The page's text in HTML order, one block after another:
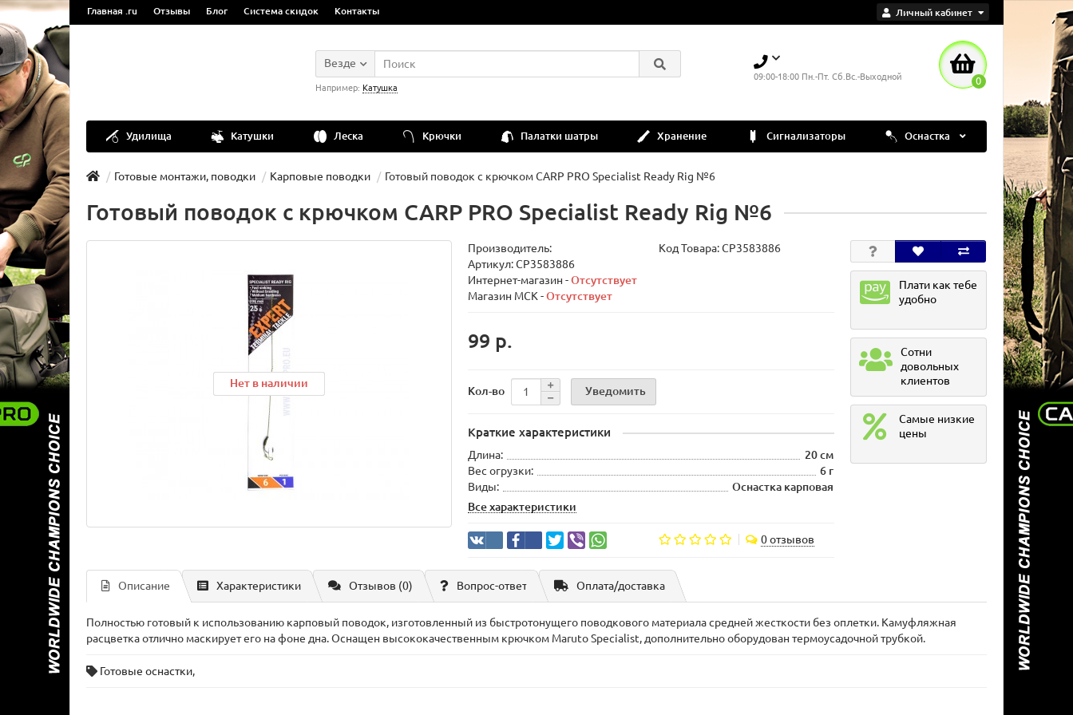
Личный кабинет
Главная .ru Отзывы Блог Система скидок Контакты
09:00-18:00 Пн.-Пт. Сб.Вс.-Выходной 0
Везде
Например: Катушка
Удилища Катушки Леска Крючки Палатки шатры Хранение Сигнализаторы Оснастка
Готовые монтажи, поводки Карповые поводки Готовый поводок с крючком CARP PRO Specialist Ready Rig №6
Готовый поводок с крючком CARP PRO Specialist Ready Rig №6
Нет в наличии
Нет в наличии
Нет в наличии
Производитель: Код Товара:CP3583886
Артикул: CP3583886
Интернет-магазин -Отсутствует
Магазин МСК -Отсутствует
99 р.
Кол-во Уведомить
Краткие характеристики
Длина:
20 см
Вес огрузки:
6 г
Виды:
Оснастка карповая
Все характеристики
0 отзывов
Плати как тебе
удобно
Сотни
довольных
клиентов
Самые низкие
цены
Описание Характеристики Отзывов (0) Вопрос-ответ Оплата/доставка
Полностью готовый к использованию карповый поводок, изготовленный из быстротонущего поводкового материала средней жесткости без оплетки. Камуфляжная
расцветка отлично маскирует его на фоне дна. Оснащен высококачественным крючком Maruto Specialist, дополнительно оборудован термоусадочной трубкой.
Готовые оснастки,